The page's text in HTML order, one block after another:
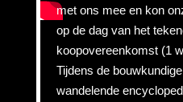
met ons mee en kon
op de dag van het
koopovereenkomst (1
Tijdens de
wandelende